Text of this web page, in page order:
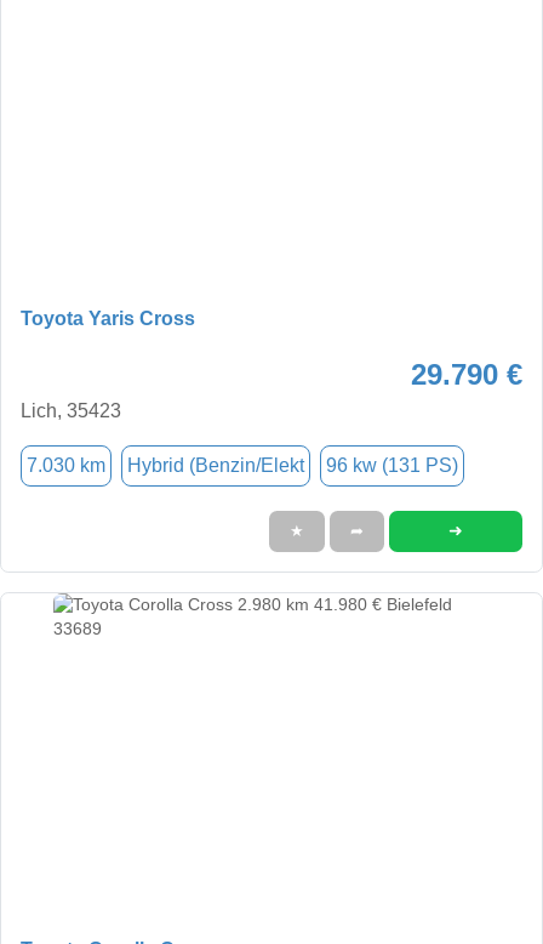
Toyota Yaris Cross
29.790 €
Lich, 35423
7.030 km Hybrid (Benzin/Elekt 96 kw (131 PS)
★ ➦ ➜